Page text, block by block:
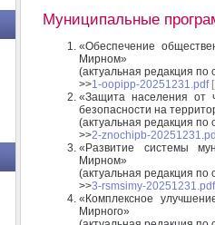
Муниципальные
«Обеспечение
Мирном»
(актуальная редакция по
>>1-oopipp-20251231.pdf
«Защита населения от
безопасности на
(актуальная редакция по
>>2-znochipb-
«Развитие системы
Мирном»
(актуальная редакция по
>>3-rsmsimy-20251231.pdf
«Комплексное
Мирного»